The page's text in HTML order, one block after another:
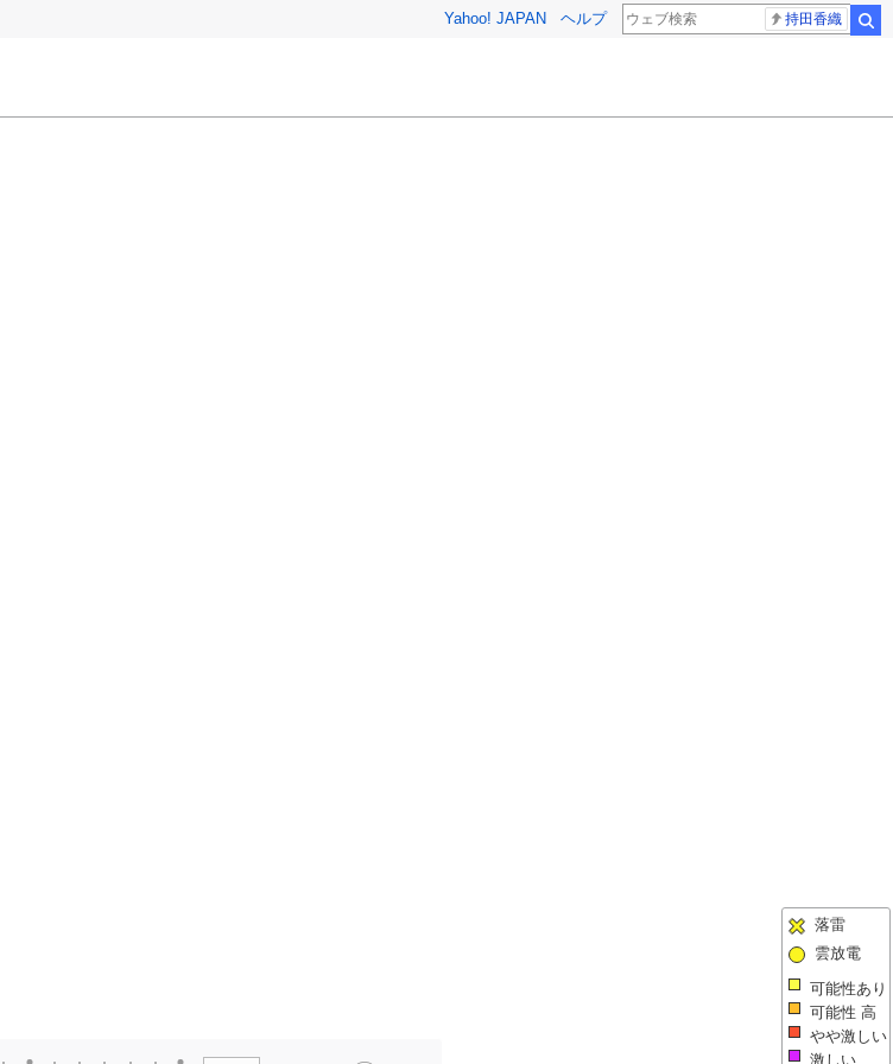
Yahoo! JAPAN ヘルプ 持田香織
落雷
雲放電
可能性あり
可能性 高
やや激しい
激しい